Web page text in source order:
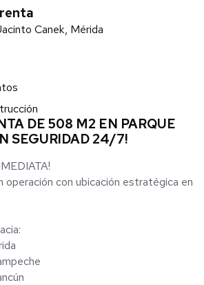
Canek, Mérida
DE 508 M2 EN PARQUE
SEGURIDAD 24/7!
operación con ubicación estratégica en